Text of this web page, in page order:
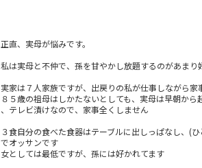
正直、実母が悩みです。
私は実母と不仲で、孫を甘やかし放題するのがあまり
実家は７人家族ですが、出戻りの私が仕事しながら
８５歳の祖母はしかたないとしても、実母は早朝か
、テレビ漬けなので、家事全くしません
３食自分の食べた食器はテーブルに出しっぱなし、(
でオッサンです
女としては最低ですが、孫には好かれてます